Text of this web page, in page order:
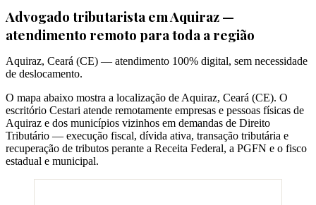
Advogado tributarista emAquiraz—
atendimento remoto para toda a região
Aquiraz, Ceará (CE) — atendimento 100% digital, sem necessidade
de deslocamento.
O mapa abaixo mostra a localização de Aquiraz, Ceará (CE). O
escritório Cestari atende remotamente empresas e pessoas físicas de
Aquiraz e dos municípios vizinhos em demandas de Direito
Tributário — execução fiscal, dívida ativa, transação tributária e
recuperação de tributos perante a Receita Federal, a PGFN e o fisco
estadual e municipal.